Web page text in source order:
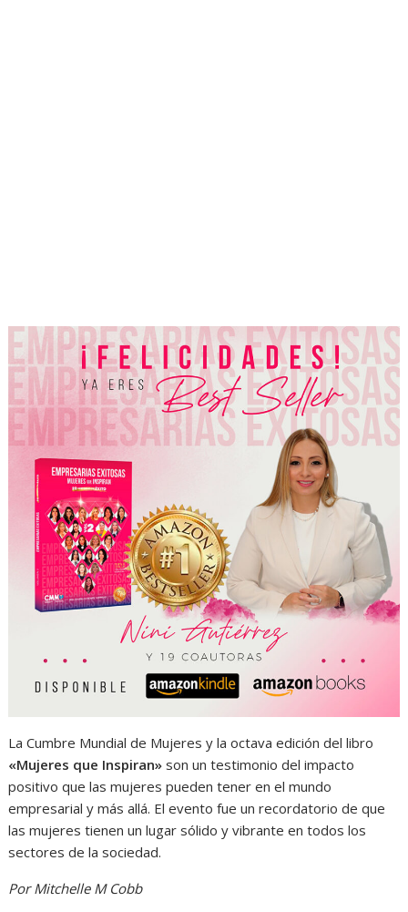
La Cumbre Mundial de Mujeres y la octava edición del libro
«Mujeres que Inspiran» son un testimonio del impacto
positivo que las mujeres pueden tener en el mundo
empresarial y más allá. El evento fue un recordatorio de que
las mujeres tienen un lugar sólido y vibrante en todos los
sectores de la sociedad.
Por Mitchelle M Cobb